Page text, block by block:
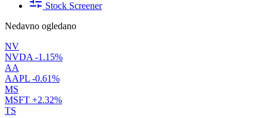
Stock Screener
Nedavno ogledano
NV
NVDA -1.15%
AA
AAPL -0.61%
MS
MSFT +2.32%
TS